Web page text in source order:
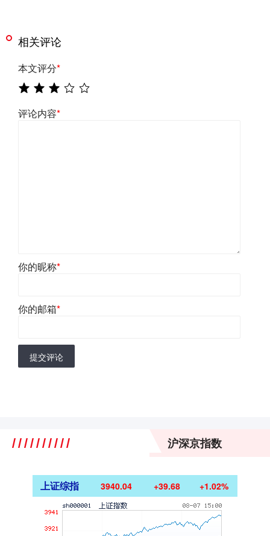
相关评论
本文评分*
评论内容*
你的昵称*
你的邮箱*
提交评论
沪深京指数
上证综指 3940.04 +39.68 +1.02%